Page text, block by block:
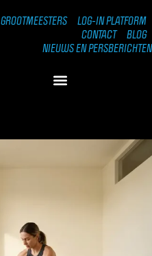
GROOTMEESTERS
LOG-IN PLATFORM
CONTACT
BLOG
NIEUWS EN PERSBERICHTEN